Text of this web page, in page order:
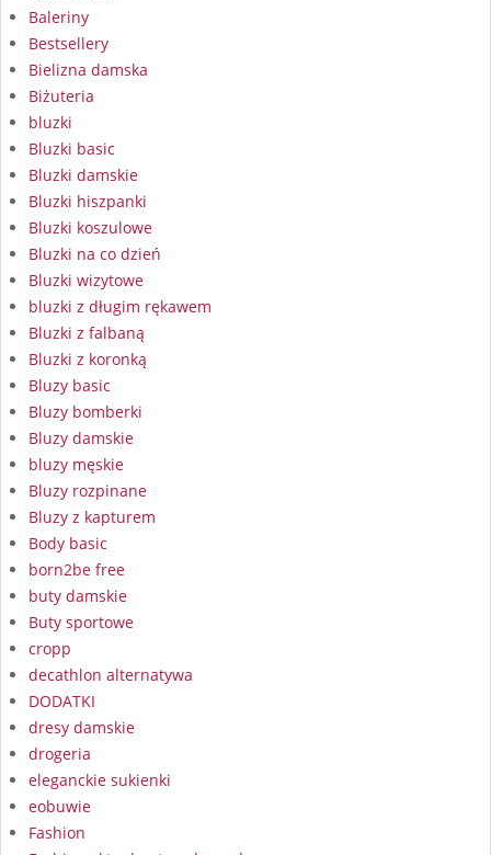
Baleriny
Bestsellery
Bielizna damska
Biżuteria
bluzki
Bluzki basic
Bluzki damskie
Bluzki hiszpanki
Bluzki koszulowe
Bluzki na co dzień
Bluzki wizytowe
bluzki z długim rękawem
Bluzki z falbaną
Bluzki z koronką
Bluzy basic
Bluzy bomberki
Bluzy damskie
bluzy męskie
Bluzy rozpinane
Bluzy z kapturem
Body basic
born2be free
buty damskie
Buty sportowe
cropp
decathlon alternatywa
DODATKI
dresy damskie
drogeria
eleganckie sukienki
eobuwie
Fashion